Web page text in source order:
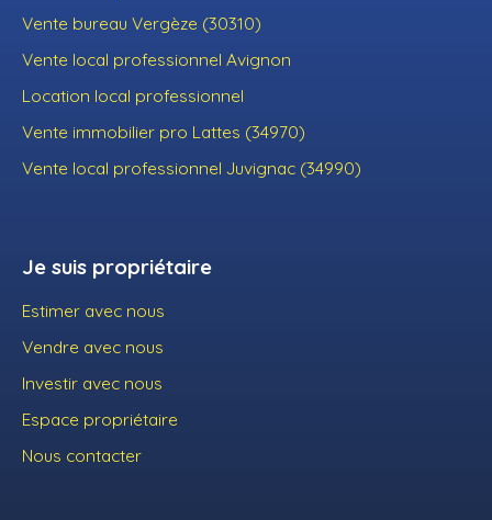
Vente bureau Vergèze (30310)
Vente local professionnel Avignon
Location local professionnel
Vente immobilier pro Lattes (34970)
Vente local professionnel Juvignac (34990)
Je suis propriétaire
Estimer avec nous
Vendre avec nous
Investir avec nous
Espace propriétaire
Nous contacter